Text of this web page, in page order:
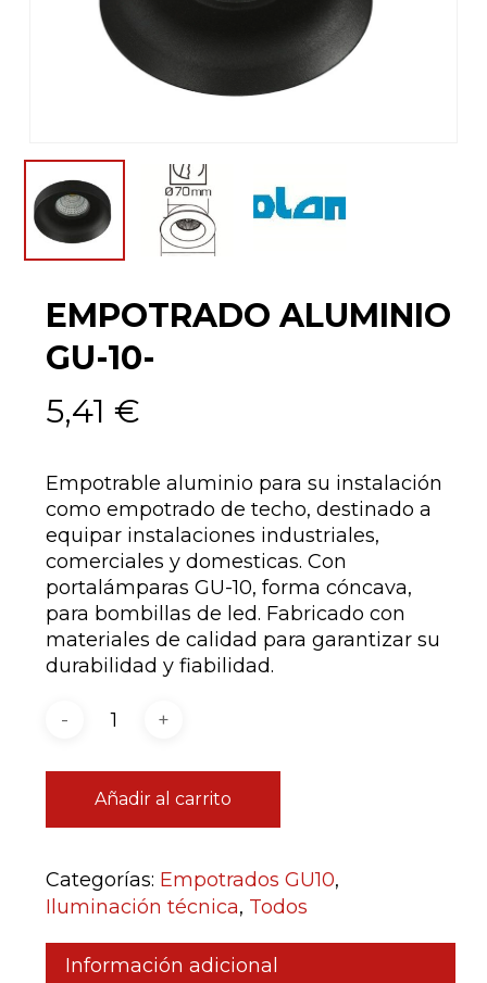
EMPOTRADO ALUMINIO
GU-10-
5,41 €
Empotrable aluminio para su instalación
como empotrado de techo, destinado a
equipar instalaciones industriales,
comerciales y domesticas. Con
portalámparas GU-10, forma cóncava,
para bombillas de led. Fabricado con
materiales de calidad para garantizar su
durabilidad y fiabilidad.
Añadir al carrito
Categorías: Empotrados GU10,
Iluminación técnica, Todos
Información adicional